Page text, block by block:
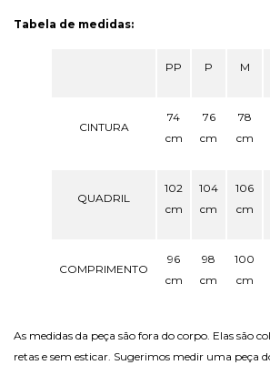
Tabela de medidas:
PP P M
CINTURA
74
cm
76
cm
78
cm
QUADRIL
102
cm
104
cm
106
cm
COMPRIMENTO
96
cm
98
cm
100
cm
As medidas da peça são fora do corpo. Elas são
retas e sem esticar. Sugerimos medir uma peça